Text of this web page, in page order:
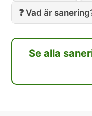
❓ Vad är
Se alla